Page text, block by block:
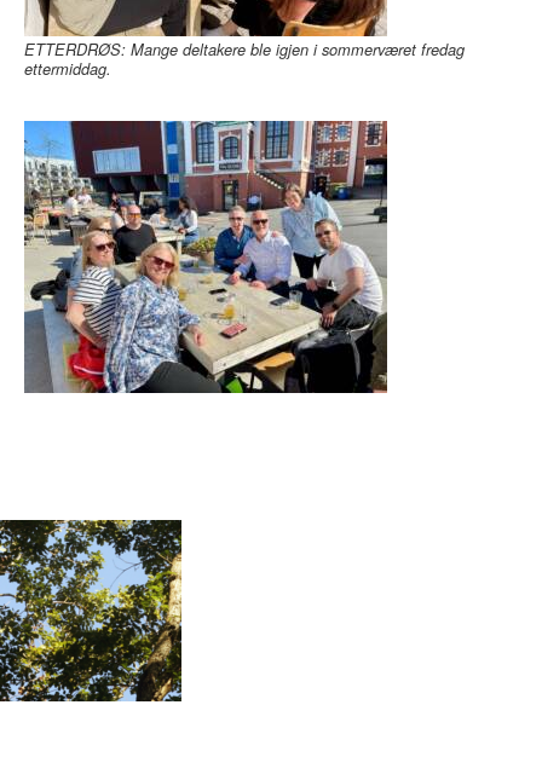
ETTERDRØS: Mange deltakere ble igjen i sommerværet fredag
ettermiddag.